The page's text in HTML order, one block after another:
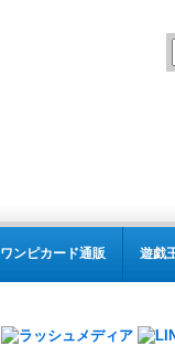
ワンピカード通販 遊戯